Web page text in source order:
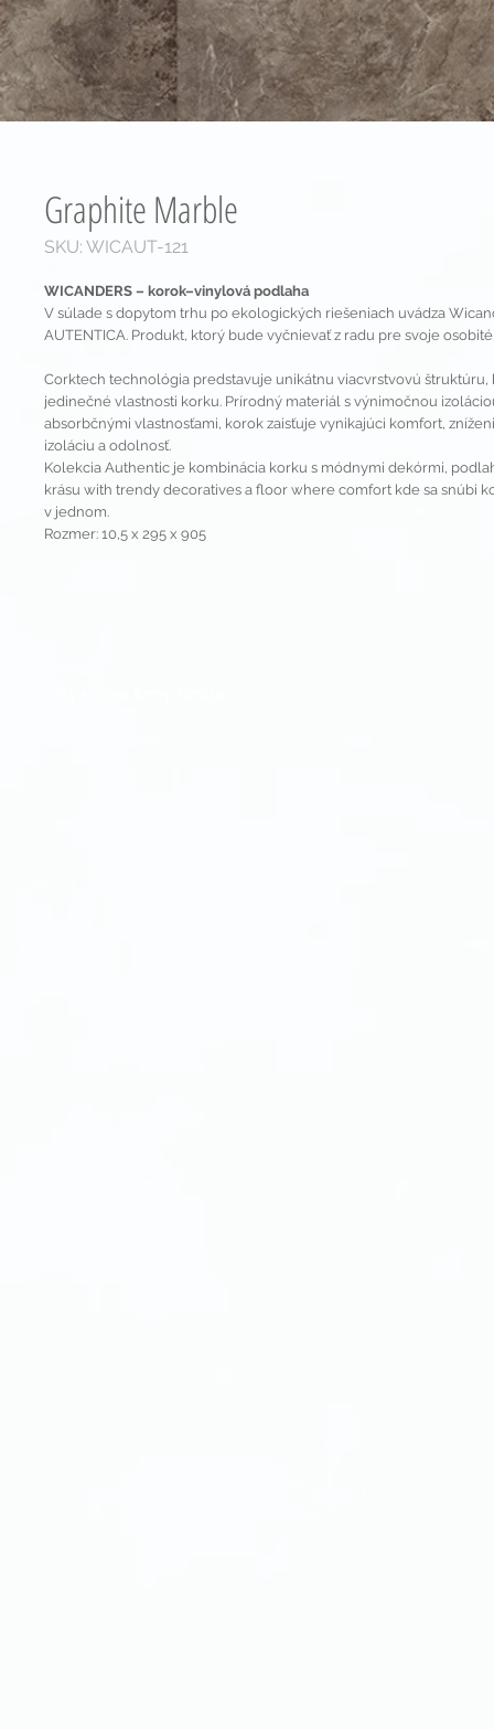
Graphite Marble
SKU: WICAUT-121
WICANDERS – korok–vinylová podlaha
V súlade s dopytom trhu po ekologických riešeniach uvádza
AUTENTICA. Produkt, ktorý bude vyčnievať z radu pre svoje
Corktech technológia predstavuje unikátnu viacvrstvovú štruktúru,
jedinečné vlastnosti korku. Prírodný materiál s výnimočnou
absorbčnými vlastnosťami, korok zaisťuje vynikajúci komfort,
izoláciu a odolnosť.
Kolekcia Authentic je kombinácia korku s módnymi dekórmi,
krásu with trendy decoratives a floor where comfort kde sa snúbi
v jednom.
Rozmer: 10,5 x 295 x 905